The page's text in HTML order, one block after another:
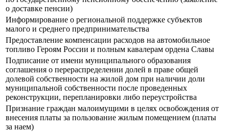
о доставке пенсии)
Информирование о региональной поддержке субъектов
малого и среднего предпринимательства
Предоставление компенсации расходов на автомобильное
топливо Героям России и полным кавалерам ордена Славы
Подписание от имени муниципального образования
соглашения о перераспределении долей в праве общей
долевой собственности на жилой дом при наличии доли
муниципальной собственности после проведенных
реконструкции, перепланировки либо переустройства
Признание граждан малоимущими в целях освобождения от
внесения платы за пользование жилым помещением (платы
за наем)